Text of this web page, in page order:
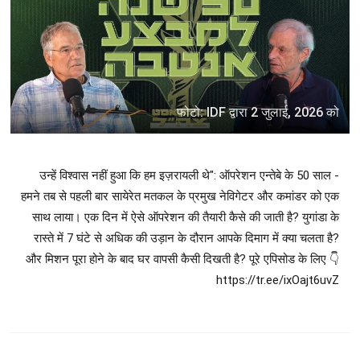
फोटो: IDF द्वारा 2 जुलाई, 2026 को
उन्हें विश्वास नहीं हुआ कि हम इज़रायली थे": ऑपरेशन एन्तेबे के 50 साल -
हमने तब से पहली बार सायेरेत मतकल के प्रमुख नेविगेटर और कमांडर को एक
साथ लाया। एक दिन में ऐसे ऑपरेशन की तैयारी कैसे की जाती है? युगांडा के
रास्ते में 7 घंटे से अधिक की उड़ान के दौरान आपके दिमाग में क्या चलता है?
और मिशन पूरा होने के बाद घर वापसी कैसी दिखती है? पूरे एपिसोड के लिए 👇
https://tr.ee/ixOajt6uvZ